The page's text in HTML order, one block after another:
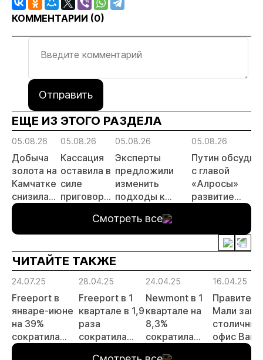
КОММЕНТАРИИ (0)
Отправить
ЕЩЕ ИЗ ЭТОГО РАЗДЕЛА
05.08.26
Добыча
золота на
Камчатке
снизилась
на 20,3%
полугодии
05.08.26
Кассация
оставила в
силе
приговор
незаконной
добыче 43
кг золота и
серебра на
Урале
05.08.26
Эксперты
предложили
изменить
подходы к
россыпной
золотодобычи
на фоне
реформы
лицензирования
05.08.26
Путин обсудил
с главой
«Алросы»
развитие
золотодобычи
проектов в
Смотреть все
ЧИТАЙТЕ ТАКЖЕ
24.07.25
Freeport в
январе-июне
на 39%
сократила
производство
28.04.25
Freeport в 1
квартале в 1,9
раза
сократила
24.04.25
Newmont в 1
квартале на
8,3%
сократила
16.04.25
Мали
столичный
офис